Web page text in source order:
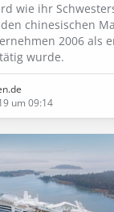
wie ihr
chinesischen
2006 als
wurde.
um 09:14